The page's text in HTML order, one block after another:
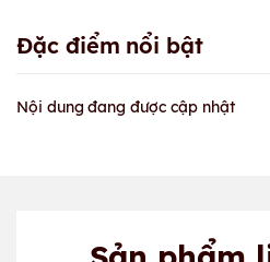
Đặc điểm nổi bật
Nội dung đang được cập nhật